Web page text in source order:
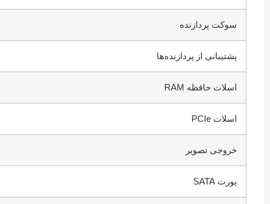
سوکت پردازنده
پشتیبانی از پردازنده‌ها
اسلات حافظه RAM
اسلات PCIe
خروجی تصویر
پورت SATA